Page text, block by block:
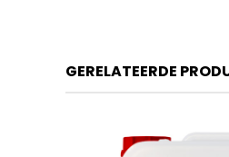
GERELATEERDE